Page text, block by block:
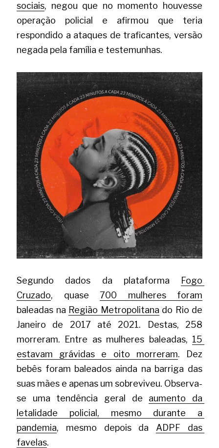
sociais, negou que no momento houvesse
operação policial e afirmou que teria
respondido a ataques de traficantes, versão
negada pela família e testemunhas.
Segundo dados da plataforma
Fogo
Cruzado, quase
700 mulheres foram
baleadas na Região Metropolitana do Rio de
Janeiro de 2017 até 2021. Destas, 258
morreram. Entre as mulheres baleadas, 15
estavam grávidas e oito morreram. Dez
bebês foram baleados ainda na barriga das
suas mães e apenas um sobreviveu. Observa-
se uma tendência geral de
aumento da
letalidade policial, mesmo durante a
pandemia, mesmo depois da
ADPF das
favelas.